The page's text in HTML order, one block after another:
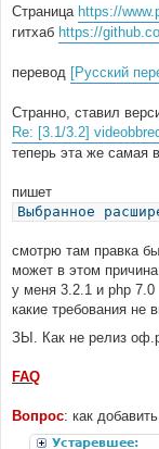
о
б
щ
и
Страница https://
гитхаб https://
перевод [Русский
Странно, ставил
Re: [3.1/3.2]
теперь эта же самая
пишет
Выбранное
смотрю там правка
может в этом причина
у меня 3.2.1 и php 7.0
какие требования не
ЗЫ. Как не релиз
FAQ
Вопрос: как
Устаревшее: